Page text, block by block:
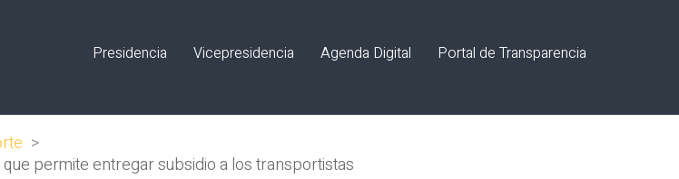
Presidencia Vicepresidencia Agenda Digital Portal de Transparencia
>
permite entregar subsidio a los transportistas